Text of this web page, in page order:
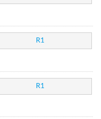
R1
R1